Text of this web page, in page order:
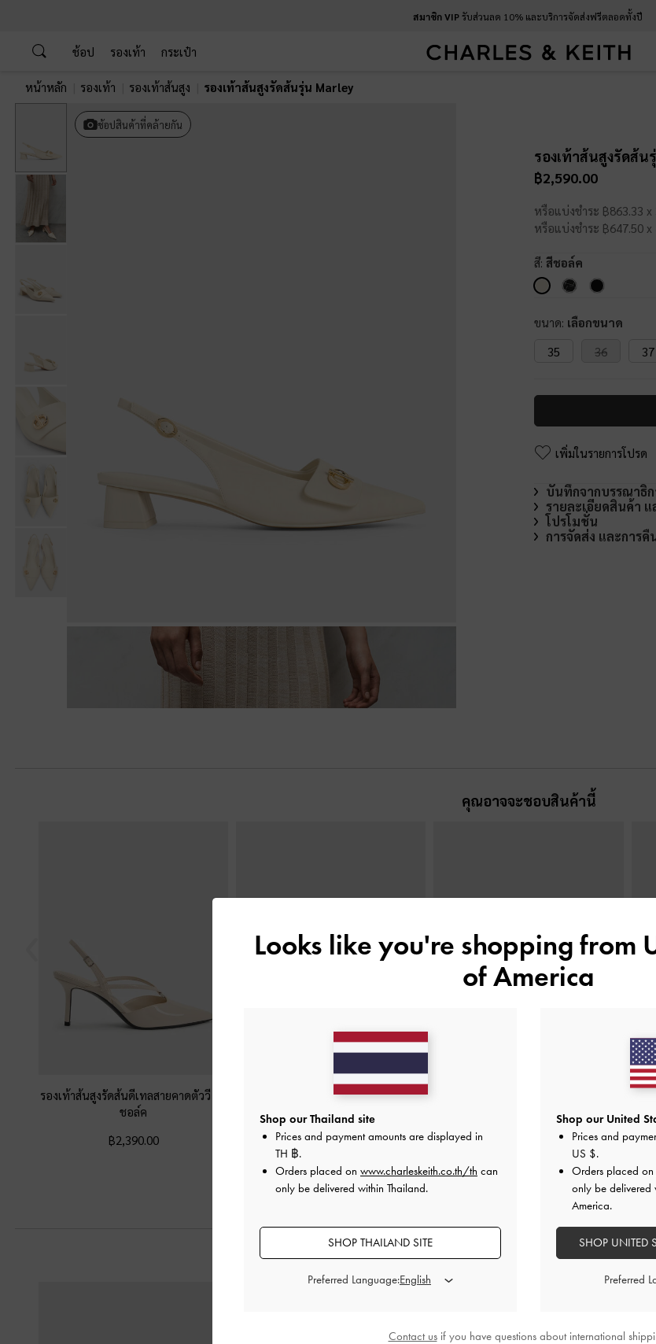
สมาชิก VIPรับส่วนลด 10% และบริการจัดส่งฟรีตลอดทั้งปี
ช้อป รองเท้า กระเป๋า
หน้าหลัก รองเท้า รองเท้าส้นสูง รองเท้าส้นสูงรัดส้นรุ่น Marley
ช้อปสินค้าที่คล้ายกัน
รองเท้าส้นสูงรัดส้น
฿2,590.00
หรือแบ่งชำระ ฿863.33 x
หรือแบ่งชำระ ฿647.50 x
สี: สีชอล์ค
ขนาด: เลือกขนาด
35
36 37
เพิ่มในรายการโปรด
บันทึกจากบรรณาธิก
รายละเอียดสินค้า
โปรโมชั่น
การจัดส่ง และการคื
คุณอาจจะชอบสินค้านี้
รองเท้าส้นสูงรัดส้นดีเทลสายคาดตัววี
ชอล์ค
฿2,390.00
รองเท้าส้นสูงเปิดส้นดีเทลสายคาดแบบ
บิดเกลียวประดับเมทัลลิค
฿2,390.00
สีชอล์ค
รอ
สไตล์ลุคด้วย
Looks like you're shopping from
of America
Shop our Thailand site
Prices and payment amounts are displayed in
TH ฿.
Orders placed on www.charleskeith.co.th/th can
only be delivered within Thailand.
SHOP THAILAND SITE
Preferred Language:
Shop our United
Prices and
US $.
Orders placed on
only be delivered
America.
SHOP UNITED
Preferred
Contact usif you have questions about international